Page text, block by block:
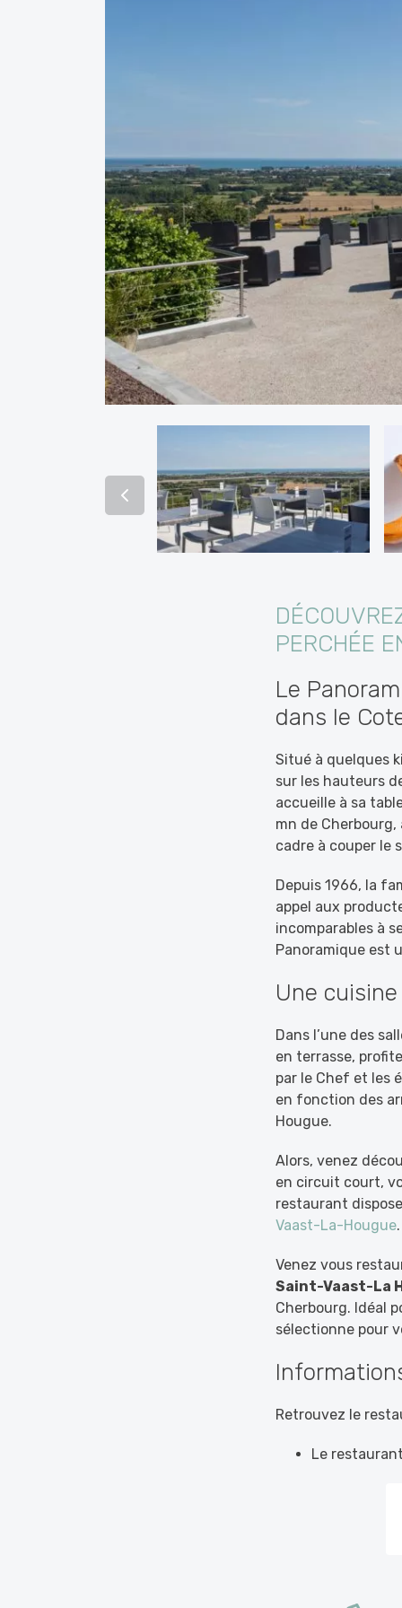
PERCHÉE
Le
dans le
Situé à quelques
sur les hauteurs
accueille à sa
mn de
cadre à couper le
Depuis 1966, la
appel aux
incomparables à
Panoramique est
Une
Dans l’une des
en terrasse,
par le Chef et les
en fonction des
Hougue.
Alors, venez
en circuit court,
restaurant
Vaast-La-Hougue.
Venez vous
Saint-Vaast-La
Cherbourg. Idéal
sélectionne pour
Retrouvez le
Le